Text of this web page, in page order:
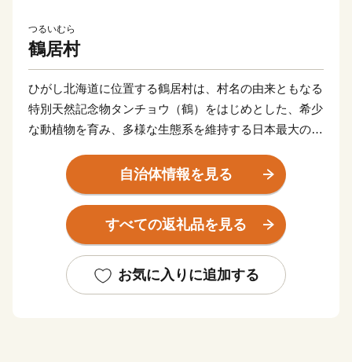
つるいむら
鶴居村
ひがし北海道に位置する鶴居村は、村名の由来ともなる
特別天然記念物タンチョウ（鶴）をはじめとした、希少
な動植物を育み、多様な生態系を維持する日本最大の湿
酪農を主産業とし、農業生産基盤の整備や酪農経営の近
代化などに取り組みながら、北国・北海道で国内の食料
自給確保のため、地域を挙げて良質な生乳生産に努めて
ラルチーズは、村の特産品となっています。
村の最大の魅力は、その「美しさ」です。雄大な自然に
自治体情報を見る
すべての返礼品を見る
お気に入りに追加する